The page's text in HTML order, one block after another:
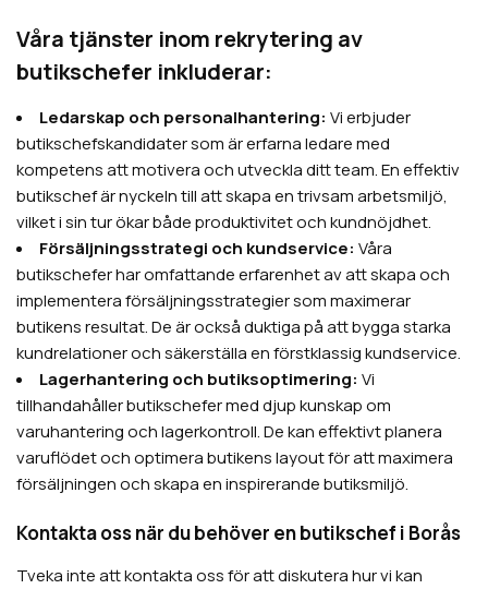
Våra tjänster inom rekrytering av
butikschefer inkluderar:
Ledarskap och personalhantering: Vi erbjuder
butikschefskandidater som är erfarna ledare med
kompetens att motivera och utveckla ditt team. En effektiv
butikschef är nyckeln till att skapa en trivsam arbetsmiljö,
vilket i sin tur ökar både produktivitet och kundnöjdhet.
Försäljningsstrategi och kundservice: Våra
butikschefer har omfattande erfarenhet av att skapa och
implementera försäljningsstrategier som maximerar
butikens resultat. De är också duktiga på att bygga starka
kundrelationer och säkerställa en förstklassig kundservice.
Lagerhantering och butiksoptimering: Vi
tillhandahåller butikschefer med djup kunskap om
varuhantering och lagerkontroll. De kan effektivt planera
varuflödet och optimera butikens layout för att maximera
försäljningen och skapa en inspirerande butiksmiljö.
Kontakta oss när du behöver en butikschef i Borås
Tveka inte att kontakta oss för att diskutera hur vi kan